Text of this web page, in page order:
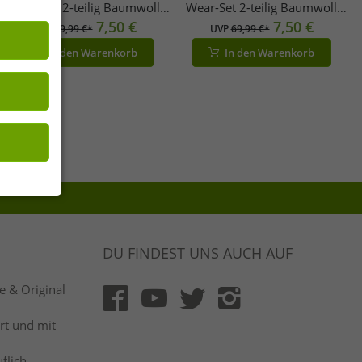
Wear-Set 2-teilig Baumwoll
Sweater & Jogginghose mit
Logo-Schriftzug AF74 Grau
meliert/Dunkelblau/Weiß
UVP 69,99 €* 7,50 €
In den Warenkorb
Wear-Set 2-teilig Baumwoll
Sweat-Jacke & Jogginghose mit
Logo-Schriftzug AF73 Grau
meliert/Dunkelblau/Weiß
UVP69,99 €* 7,50 €
In den Warenkorb
& Original
und mit
DU FINDEST UNS AUCH AUF